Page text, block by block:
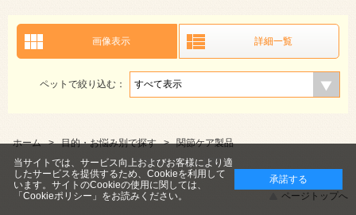
画像表示 詳細一覧
ペットで絞り込む：
ホーム > 目的・お悩み別で探す > 関節ケア製品
スマートフォン |PC
ページトップへ
当サイトでは、サービス向上およびお客様により適
したサービスを提供するため、Cookieを利用して
います。サイトのCookieの使用に関しては、
「Cookieポリシー」 をお読みください。
承諾する